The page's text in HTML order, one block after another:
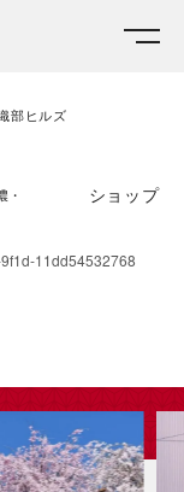
部ヒルズ
・
ショップ
11dd54532768